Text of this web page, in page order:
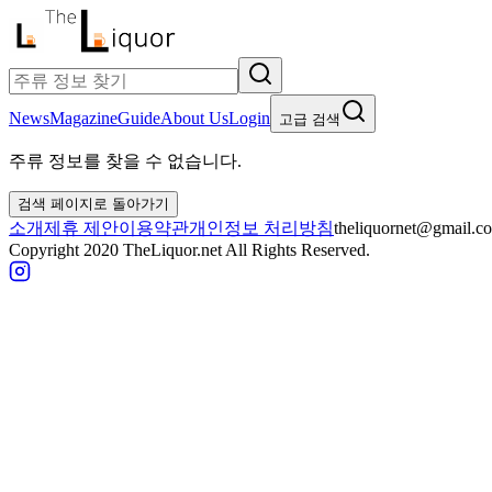
NewsMagazineGuideAbout UsLogin 고급 검색
주류 정보를 찾을 수 없습니다.
검색 페이지로 돌아가기
소개제휴 제안이용약관개인정보 처리방침
Copyright 2020 TheLiquor.net All Rights Reserved.